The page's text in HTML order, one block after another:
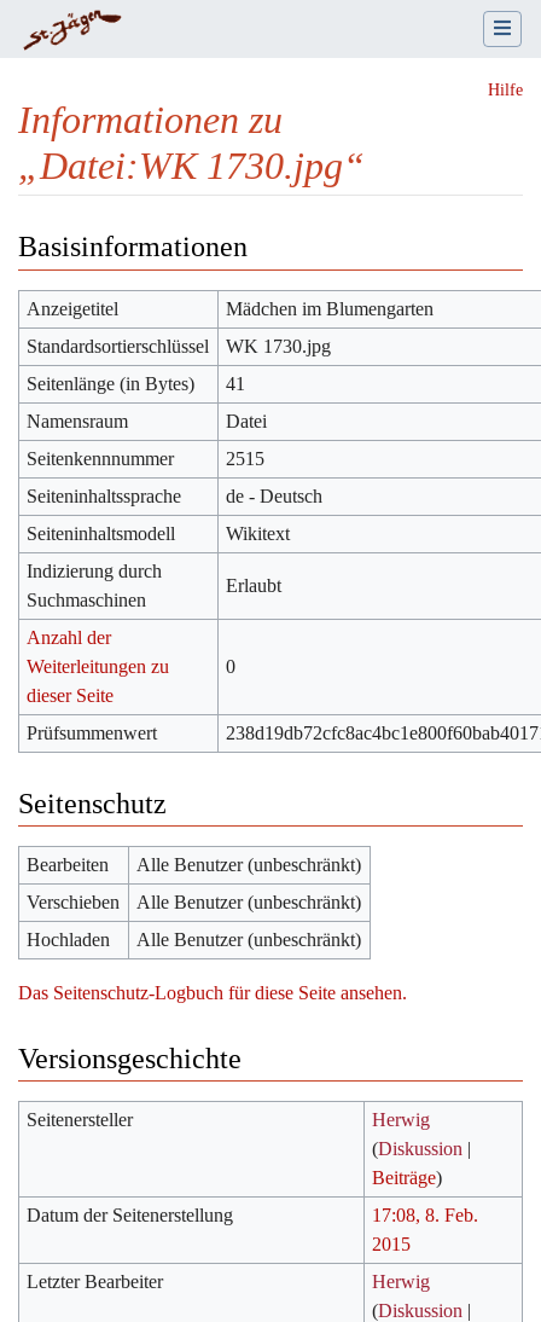
Hilfe
Informationen zu
„Datei:WK 1730.jpg“
Basisinformationen
Anzeigetitel
Mädchen im Blumengarten
Standardsortierschlüssel
WK 1730.jpg
Seitenlänge (in Bytes)
41
Namensraum
Datei
Seitenkennnummer
2515
Seiteninhaltssprache
de - Deutsch
Seiteninhaltsmodell
Wikitext
Indizierung durch
Suchmaschinen
Erlaubt
Anzahl der
Weiterleitungen zu
dieser Seite
0
Prüfsummenwert
Seitenschutz
Bearbeiten
Alle Benutzer (unbeschränkt)
Verschieben
Alle Benutzer (unbeschränkt)
Hochladen
Alle Benutzer (unbeschränkt)
Das Seitenschutz-Logbuch für diese Seite ansehen.
Versionsgeschichte
Seitenersteller
Herwig
(Diskussion |
Beiträge)
Datum der Seitenerstellung
17:08, 8. Feb.
2015
Letzter Bearbeiter
Herwig
(Diskussion |